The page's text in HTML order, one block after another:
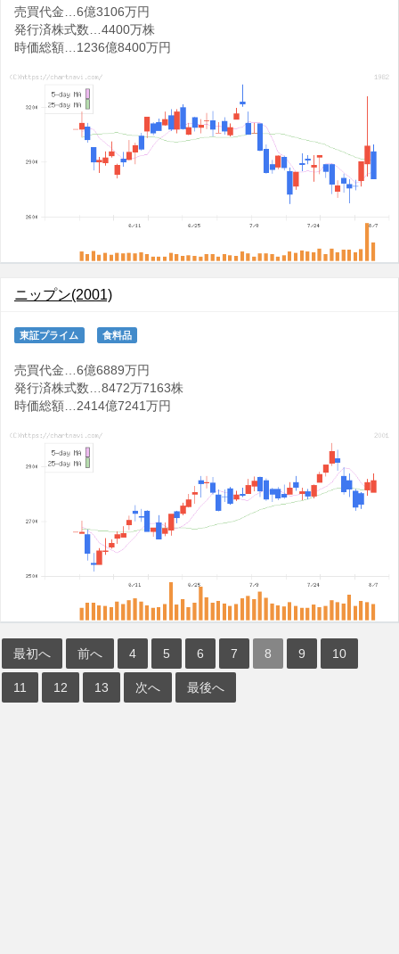
売買代金…6億3106万円
発行済株式数…4400万株
時価総額…1236億8400万円
ニップン(2001)
東証プライム 食料品
売買代金…6億6889万円
発行済株式数…8472万7163株
時価総額…2414億7241万円
最初へ 前へ 4 5 6 7 8 9 10
11 12 13 次へ 最後へ